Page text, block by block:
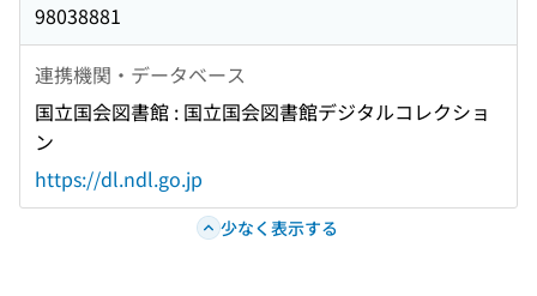
98038881
連携機関・データベース
国立国会図書館 : 国立国会図書館デジタルコレクショ
ン
https://dl.ndl.go.jp
少なく表示する